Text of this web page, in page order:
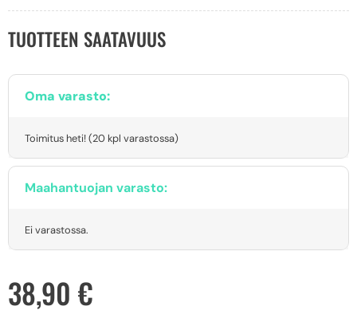
TUOTTEEN SAATAVUUS
Oma varasto:
Toimitus heti! (20 kpl varastossa)
Maahantuojan varasto:
Ei varastossa.
38,90 €